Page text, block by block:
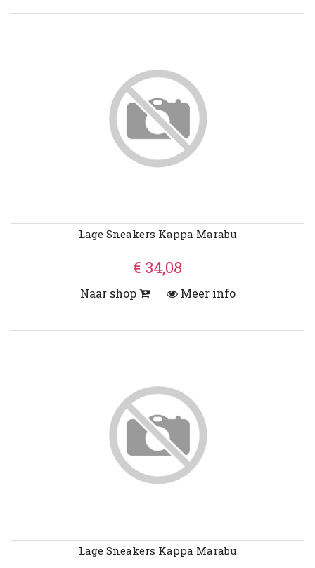
Lage Sneakers Kappa Marabu
€ 34,08
Naar shop Meer info
Lage Sneakers Kappa Marabu